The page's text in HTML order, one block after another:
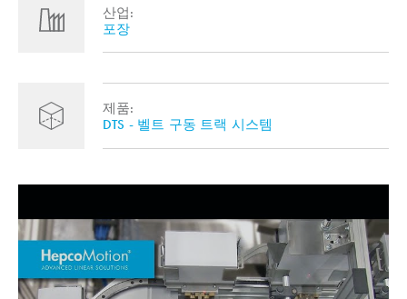
산업:
포장
제품:
DTS - 벨트 구동 트랙 시스템